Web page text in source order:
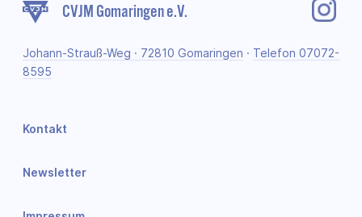
CVJM Gomaringen e.V.
Johann-Strauß-Weg · 72810 Gomaringen · Telefon 07072-
8595
Kontakt
Newsletter